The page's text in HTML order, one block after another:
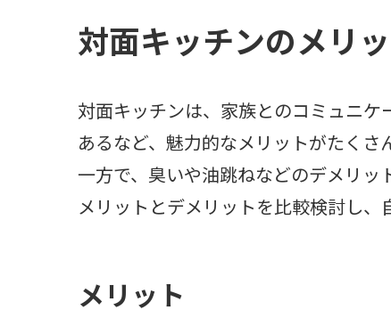
対面キッチンのメリ
対面キッチンは、家族とのコミュニ
あるなど、魅力的なメリットがたくさ
一方で、臭いや油跳ねなどのデメリッ
メリットとデメリットを比較検討し、
メリット